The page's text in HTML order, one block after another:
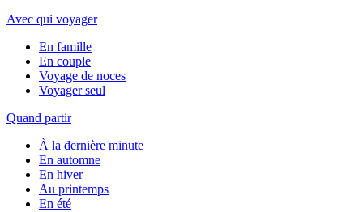
Avec qui voyager
En famille
En couple
Voyage de noces
Voyager seul
Quand partir
À la dernière minute
En automne
En hiver
Au printemps
En été